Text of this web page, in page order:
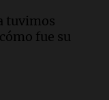
Altas
tuvimos
fue su